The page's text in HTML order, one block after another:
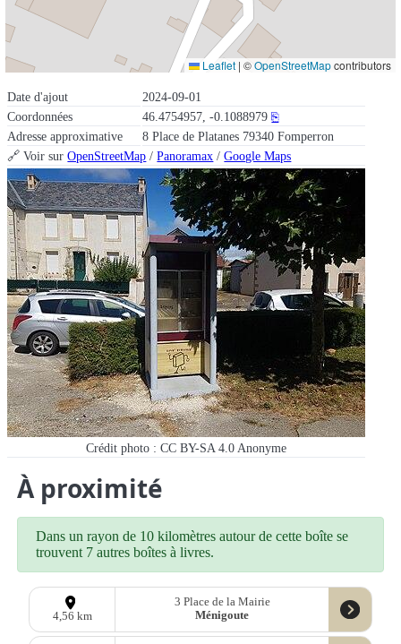
Date d'ajout
2024-09-01
Coordonnées
46.4754957, -0.1088979 ⎘
Adresse approximative
8 Place de Platanes 79340 Fomperron
🔗 Voir surOpenStreetMap /Panoramax /Google Maps
Crédit photo : CC BY-SA 4.0 Anonyme
Leaflet | ©OpenStreetMapcontributors
À proximité
Dans un rayon de 10 kilomètres autour de cette boîte se
trouvent 7 autres boîtes à livres.
4,56 km
3 Place de la Mairie
Ménigoute